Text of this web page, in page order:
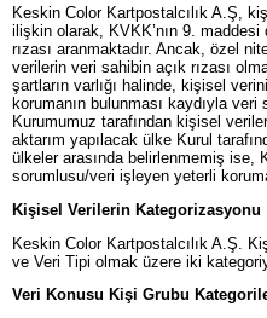
Keskin Color Kartpostalcılık A.Ş,
ilişkin olarak, KVKK’nın 9.
rızası aranmaktadır. Ancak, özel
verilerin veri sahibin açık rızası
şartların varlığı halinde, kişisel
korumanın bulunması kaydıyla veri
Kurumumuz tarafından kişisel
aktarım yapılacak ülke Kurul
ülkeler arasında belirlenmemiş ise,
sorumlusu/veri işleyen yeterli
Kişisel Verilerin Kategorizasyonu
Keskin Color Kartpostalcılık A.Ş.
ve Veri Tipi olmak üzere iki
Veri Konusu Kişi Grubu